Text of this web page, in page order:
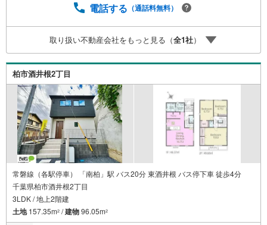
ク■地盤保障20年付●お客様の笑顔のために。・* 千葉県
お客様の一生の宝物になるお家探しの、心強いパートナ
ーになれるよう全力でサポート致します！ご見学やご相談
には迅速にご対応致します！お気軽にお問合せ下さいま
せ！
電話する （通話料無料）
取り扱い不動産会社をもっと見る（全1社）
柏市酒井根2丁目
常磐線（各駅停車） 「南柏」駅 バス20分 東酒井根 バス停下車 徒歩4分
千葉県柏市酒井根2丁目
3LDK / 地上2階建
土地157.35m2 /建物96.05m2